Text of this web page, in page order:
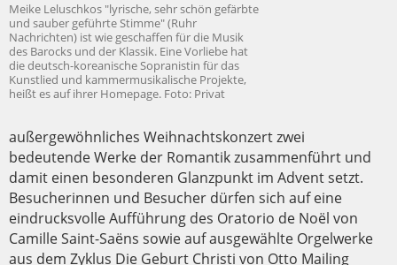
Meike Leluschkos "lyrische, sehr schön gefärbte
und sauber geführte Stimme" (Ruhr
Nachrichten) ist wie geschaffen für die Musik
des Barocks und der Klassik. Eine Vorliebe hat
die deutsch-koreanische Sopranistin für das
Kunstlied und kammermusikalische Projekte,
heißt es auf ihrer Homepage. Foto: Privat
außergewöhnliches Weihnachtskonzert zwei
bedeutende Werke der Romantik zusammenführt und
damit einen besonderen Glanzpunkt im Advent setzt.
Besucherinnen und Besucher dürfen sich auf eine
eindrucksvolle Aufführung des Oratorio de Noël von
Camille Saint-Saëns sowie auf ausgewählte Orgelwerke
aus dem Zyklus Die Geburt Christi von Otto Mailing